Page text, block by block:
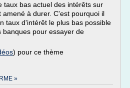
taux bas actuel des intérêts sur
amené à durer. C'est pourquoi il
taux d'intérêt le plus bas possible
pour essayer de
) pour ce thème
»